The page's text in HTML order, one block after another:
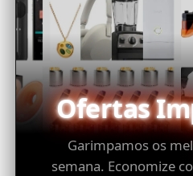
Ofertas
Garimpamos os
semana. Economize